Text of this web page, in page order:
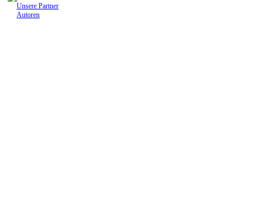
Unsere Partner
Autoren